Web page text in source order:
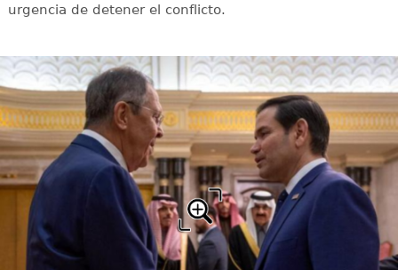
urgencia de detener el conflicto.